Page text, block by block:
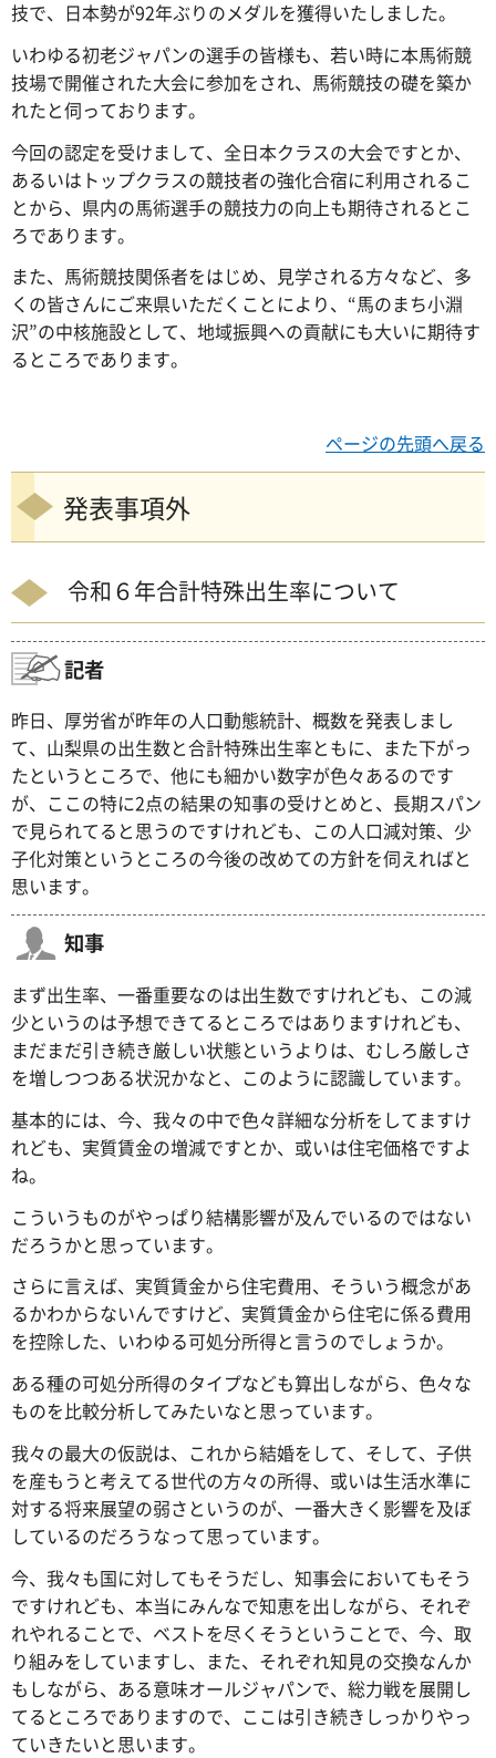
技で、日本勢が92年ぶりのメダルを獲得いたしました。
いわゆる初老ジャパンの選手の皆様も、若い時に本馬術競
技場で開催された大会に参加をされ、馬術競技の礎を築か
れたと伺っております。
今回の認定を受けまして、全日本クラスの大会ですとか、
あるいはトップクラスの競技者の強化合宿に利用されるこ
とから、県内の馬術選手の競技力の向上も期待されるとこ
ろであります。
また、馬術競技関係者をはじめ、見学される方々など、多
くの皆さんにご来県いただくことにより、“馬のまち小淵
沢”の中核施設として、地域振興への貢献にも大いに期待す
るところであります。
ページの先頭へ戻る
発表事項外
令和６年合計特殊出生率について
記者
昨日、厚労省が昨年の人口動態統計、概数を発表しまし
て、山梨県の出生数と合計特殊出生率ともに、また下がっ
たというところで、他にも細かい数字が色々あるのです
が、ここの特に2点の結果の知事の受けとめと、長期スパン
で見られてると思うのですけれども、この人口減対策、少
子化対策というところの今後の改めての方針を伺えればと
思います。
知事
まず出生率、一番重要なのは出生数ですけれども、この減
少というのは予想できてるところではありますけれども、
まだまだ引き続き厳しい状態というよりは、むしろ厳しさ
を増しつつある状況かなと、このように認識しています。
基本的には、今、我々の中で色々詳細な分析をしてますけ
れども、実質賃金の増減ですとか、或いは住宅価格ですよ
ね。
こういうものがやっぱり結構影響が及んでいるのではない
だろうかと思っています。
さらに言えば、実質賃金から住宅費用、そういう概念があ
るかわからないんですけど、実質賃金から住宅に係る費用
を控除した、いわゆる可処分所得と言うのでしょうか。
ある種の可処分所得のタイプなども算出しながら、色々な
ものを比較分析してみたいなと思っています。
我々の最大の仮説は、これから結婚をして、そして、子供
を産もうと考えてる世代の方々の所得、或いは生活水準に
対する将来展望の弱さというのが、一番大きく影響を及ぼ
しているのだろうなって思っています。
今、我々も国に対してもそうだし、知事会においてもそう
ですけれども、本当にみんなで知恵を出しながら、それぞ
れやれることで、ベストを尽くそうということで、今、取
り組みをしていますし、また、それぞれ知見の交換なんか
もしながら、ある意味オールジャパンで、総力戦を展開し
てるところでありますので、ここは引き続きしっかりやっ
ていきたいと思います。